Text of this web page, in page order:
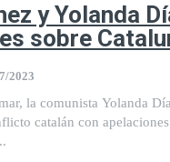
y Yolanda
sobre
2023
la comunista Yolanda
catalán con